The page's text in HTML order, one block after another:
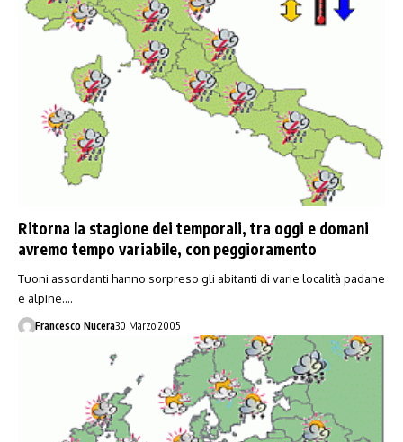
Ritorna la stagione dei temporali, tra oggi e domani
avremo tempo variabile, con peggioramento
Tuoni assordanti hanno sorpreso gli abitanti di varie località padane
e alpine.…
Francesco Nucera30 Marzo 2005